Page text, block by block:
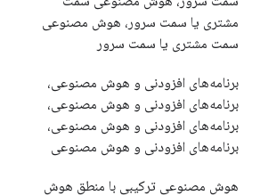
مشتری یا سمت سرور، هوش مصنوعی
سمت مشتری یا سمت سرور
برنامه‌های افزودنی و هوش مصنوعی،
برنامه‌های افزودنی و هوش مصنوعی،
برنامه‌های افزودنی و هوش مصنوعی،
برنامه‌های افزودنی و هوش مصنوعی
هوش مصنوعی ترکیبی با منطق هوش